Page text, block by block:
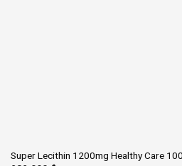
Super Lecithin 1200mg Healthy Care